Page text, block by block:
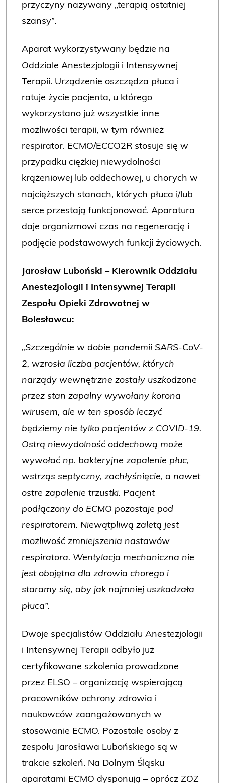
przyczyny nazywany „terapią ostatniej
szansy”.
Aparat wykorzystywany będzie na
Oddziale Anestezjologii i Intensywnej
Terapii. Urządzenie oszczędza płuca i
ratuje życie pacjenta, u którego
wykorzystano już wszystkie inne
możliwości terapii, w tym również
respirator. ECMO/ECCO2R stosuje się w
przypadku ciężkiej niewydolności
krążeniowej lub oddechowej, u chorych w
najcięższych stanach, których płuca i/lub
serce przestają funkcjonować. Aparatura
daje organizmowi czas na regenerację i
podjęcie podstawowych funkcji życiowych.
Jarosław Luboński – Kierownik Oddziału
Anestezjologii i Intensywnej Terapii
Zespołu Opieki Zdrowotnej w
Bolesławcu:
„Szczególnie w dobie pandemii SARS-CoV-
2, wzrosła liczba pacjentów, których
narządy wewnętrzne zostały uszkodzone
przez stan zapalny wywołany korona
wirusem, ale w ten sposób leczyć
będziemy nie tylko pacjentów z COVID-19.
Ostrą niewydolność oddechową może
wywołać np. bakteryjne zapalenie płuc,
wstrząs septyczny, zachłyśnięcie, a nawet
ostre zapalenie trzustki. Pacjent
podłączony do ECMO pozostaje pod
respiratorem. Niewątpliwą zaletą jest
możliwość zmniejszenia nastawów
respiratora. Wentylacja mechaniczna nie
jest obojętna dla zdrowia chorego i
staramy się, aby jak najmniej uszkadzała
płuca”.
Dwoje specjalistów Oddziału Anestezjologii
i Intensywnej Terapii odbyło już
certyfikowane szkolenia prowadzone
przez ELSO – organizację wspierającą
pracowników ochrony zdrowia i
naukowców zaangażowanych w
stosowanie ECMO. Pozostałe osoby z
zespołu Jarosława Lubońskiego są w
trakcie szkoleń. Na Dolnym Śląsku
aparatami ECMO dysponują – oprócz ZOZ